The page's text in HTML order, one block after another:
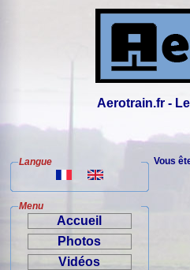
Aerotrain.fr -
Langue
Menu
Accueil
Photos
Vidéos
Vous